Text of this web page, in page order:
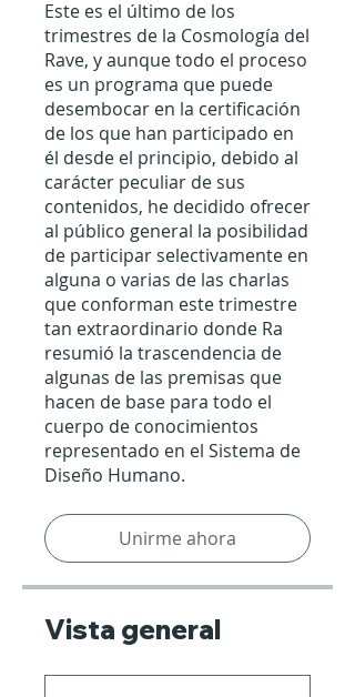
Este es el último de los
trimestres de la Cosmología del
Rave, y aunque todo el proceso
es un programa que puede
desembocar en la certificación
de los que han participado en
él desde el principio, debido al
carácter peculiar de sus
contenidos, he decidido ofrecer
al público general la posibilidad
de participar selectivamente en
alguna o varias de las charlas
que conforman este trimestre
tan extraordinario donde Ra
resumió la trascendencia de
algunas de las premisas que
hacen de base para todo el
cuerpo de conocimientos
representado en el Sistema de
Diseño Humano.
Unirme ahora
Vista general